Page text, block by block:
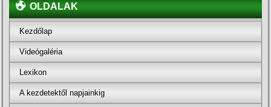
OLDALAK
Kezdőlap
Videógaléria
Lexikon
A kezdetektől napjainkig